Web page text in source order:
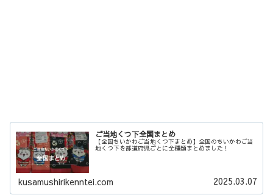
ご当地くつ下全国まとめ
【全国ちいかわご当地くつ下まとめ】全国のちいかわご当
地くつ下を都道府県ごとに全種類まとめました！
kusamushirikenntei.com 2025.03.07